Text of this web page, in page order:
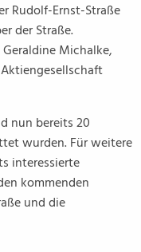
Rudolf-Ernst-Straße
der Straße.
Michalke,
nun bereits 20
wurden. Für weitere
interessierte
kommenden
und die